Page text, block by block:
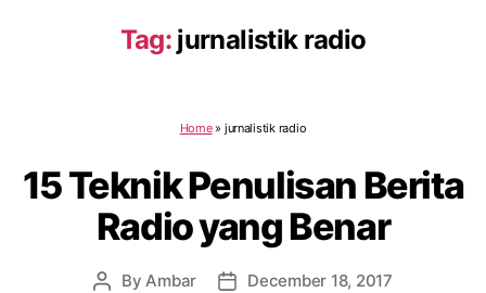
Tag: jurnalistik radio
Home» jurnalistik radio
15 Teknik Penulisan Berita
Radio yang Benar
PostByAmbar
PostDecember 18, 2017